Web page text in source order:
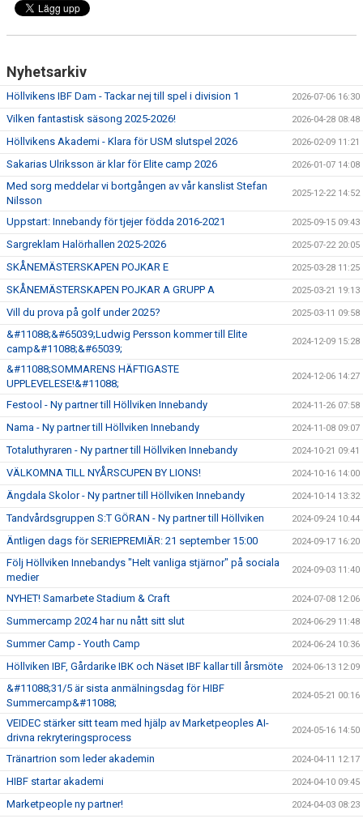
Nyhetsarkiv
Höllvikens IBF Dam - Tackar nej till spel i division 1 2026-07-06 16:30
Vilken fantastisk säsong 2025-2026! 2026-04-28 08:48
Höllvikens Akademi - Klara för USM slutspel 2026 2026-02-09 11:21
Sakarias Ulriksson är klar för Elite camp 2026 2026-01-07 14:08
Med sorg meddelar vi bortgången av vår kanslist Stefan
Nilsson
2025-12-22 14:52
Uppstart: Innebandy för tjejer födda 2016-2021 2025-09-15 09:43
Sargreklam Halörhallen 2025-2026 2025-07-22 20:05
SKÅNEMÄSTERSKAPEN POJKAR E 2025-03-28 11:25
SKÅNEMÄSTERSKAPEN POJKAR A GRUPP A 2025-03-21 19:13
Vill du prova på golf under 2025? 2025-03-11 09:58
&#11088;&#65039;Ludwig Persson kommer till Elite
camp&#11088;&#65039;
2024-12-09 15:28
&#11088;SOMMARENS HÄFTIGASTE
UPPLEVELESE!&#11088;
2024-12-06 14:27
Festool - Ny partner till Höllviken Innebandy 2024-11-26 07:58
Nama - Ny partner till Höllviken Innebandy 2024-11-08 09:07
Totaluthyraren - Ny partner till Höllviken Innebandy 2024-10-21 09:41
VÄLKOMNA TILL NYÅRSCUPEN BY LIONS! 2024-10-16 14:00
Ängdala Skolor - Ny partner till Höllviken Innebandy 2024-10-14 13:32
Tandvårdsgruppen S:T GÖRAN - Ny partner till Höllviken 2024-09-24 10:44
Äntligen dags för SERIEPREMIÄR: 21 september 15:00 2024-09-17 16:20
Följ Höllviken Innebandys "Helt vanliga stjärnor" på sociala
medier
2024-09-03 11:40
NYHET! Samarbete Stadium & Craft 2024-07-08 12:06
Summercamp 2024 har nu nått sitt slut 2024-06-29 11:48
Summer Camp - Youth Camp 2024-06-24 10:36
Höllviken IBF, Gårdarike IBK och Näset IBF kallar till årsmöte 2024-06-13 12:09
&#11088;31/5 är sista anmälningsdag för HIBF
Summercamp&#11088;
2024-05-21 00:16
VEIDEC stärker sitt team med hjälp av Marketpeoples AI-
drivna rekryteringsprocess
2024-05-16 14:50
Tränartrion som leder akademin 2024-04-11 12:17
HIBF startar akademi 2024-04-10 09:45
Marketpeople ny partner! 2024-04-03 08:23